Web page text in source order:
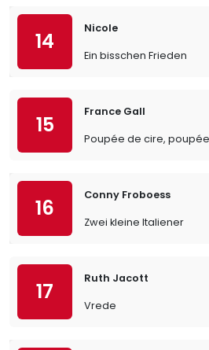
14
Nicole
Ein bisschen Frieden
15
France Gall
Poupée de cire,
16
Conny Froboess
Zwei kleine Italiener
17
Ruth Jacott
Vrede